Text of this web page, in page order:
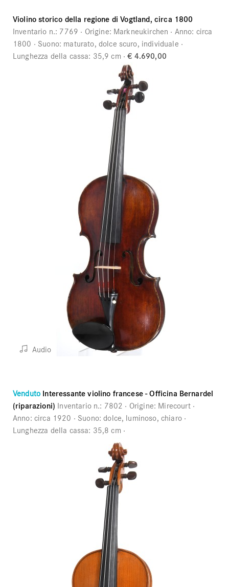
Violino storico della regione di Vogtland, circa 1800
Inventario n.: 7769 Origine: Markneukirchen Anno: circa
1800
Suono: maturato, dolce scuro, individuale
Lunghezza della cassa: 35,9 cm € 4.690,00
Audio
Venduto Interessante violino francese - Officina Bernardel
(riparazioni) Inventario n.: 7802 Origine: Mirecourt
Anno: circa 1920 Suono:dolce, luminoso, chiaro
Lunghezza della cassa: 35,8 cm